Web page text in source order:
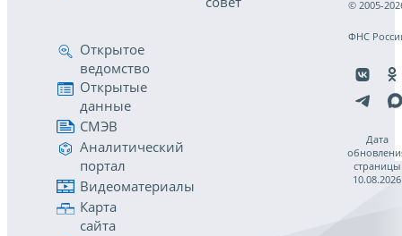
Открытое
ведомство
Открытые
данные
СМЭВ
Аналитический
портал
Видеоматериалы
Карта
сайта
© 2005-
ФНС
Дата
страницы
10.08.2026